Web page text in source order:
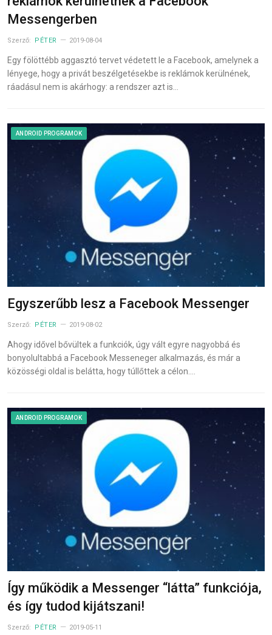
Messengerben
Szerző: PÉTER 2019-08-04
Egy fölöttébb aggasztó tervet védetett le a Facebook, amelynek a
lényege, hogy a privát beszélgetésekbe is reklámok kerülnének,
ráadásul nem is akárhogy: a rendszer azt is…
ANDROID PROGRAMOK
Egyszerűbb lesz a Facebook Messenger
Szerző: PÉTER 2019-08-02
Ahogy idővel bővültek a funkciók, úgy vált egyre nagyobbá és
bonyolultabbá a Facebook Messeneger alkalmazás, és már a
közösségi oldal is belátta, hogy túllőttek a célon.…
ANDROID PROGRAMOK
Így működik a Messenger “látta” funkciója,
és így tudod kijátszani!
Szerző: PÉTER 2019-05-11